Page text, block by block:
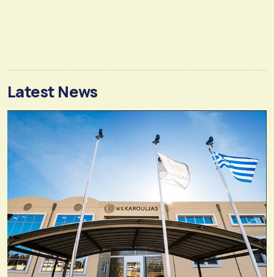
Latest News